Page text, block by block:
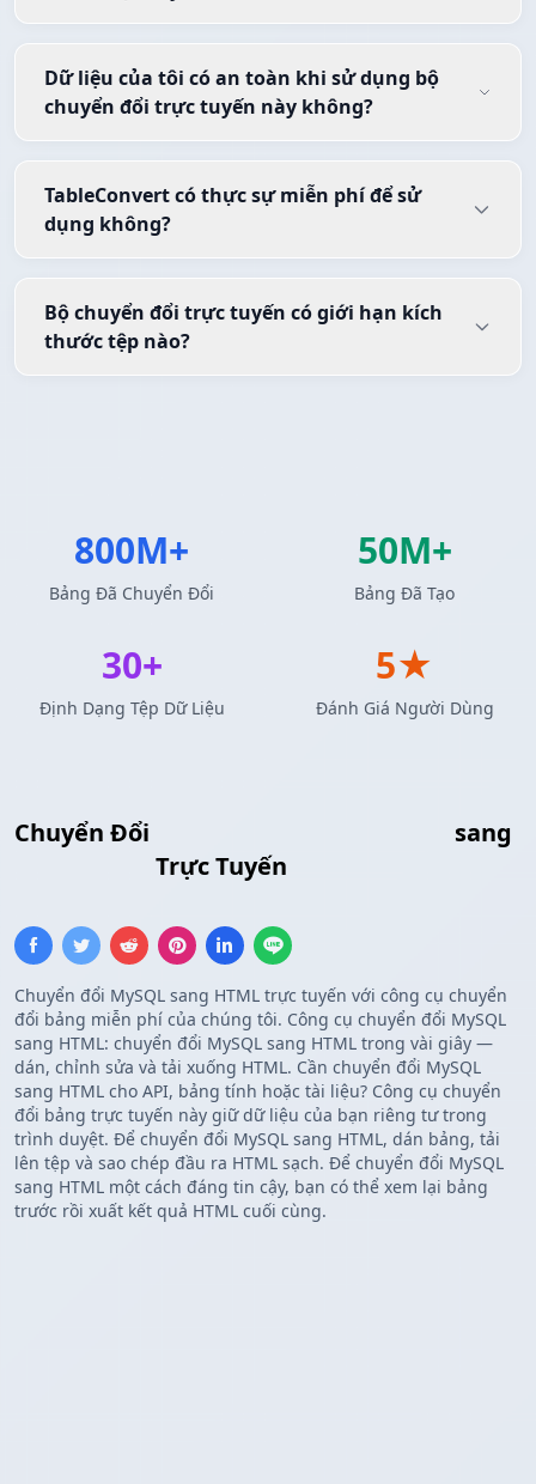
Chuyển Đổi
sang
Trực Tuyến
Chuyển đổi MySQL sang HTML trực tuyến với công cụ chuyển
đổi bảng miễn phí của chúng tôi. Công cụ chuyển đổi MySQL
sang HTML: chuyển đổi MySQL sang HTML trong vài giây —
dán, chỉnh sửa và tải xuống HTML. Cần chuyển đổi MySQL
sang HTML cho API, bảng tính hoặc tài liệu? Công cụ chuyển
đổi bảng trực tuyến này giữ dữ liệu của bạn riêng tư trong
trình duyệt. Để chuyển đổi MySQL sang HTML, dán bảng, tải
lên tệp và sao chép đầu ra HTML sạch. Để chuyển đổi MySQL
sang HTML một cách đáng tin cậy, bạn có thể xem lại bảng
trước rồi xuất kết quả HTML cuối cùng.
Dữ liệu của tôi có an toàn khi sử dụng bộ
chuyển đổi trực tuyến này không?
TableConvert có thực sự miễn phí để sử
dụng không?
Bộ chuyển đổi trực tuyến có giới hạn kích
thước tệp nào?
800M+
Bảng Đã Chuyển Đổi
50M+
Bảng Đã Tạo
30+
Định Dạng Tệp Dữ Liệu
5★
Đánh Giá Người Dùng